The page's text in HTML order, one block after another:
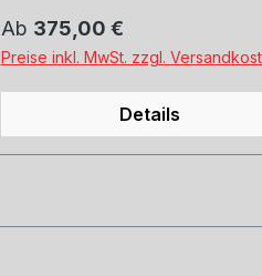
Regulärer Preis:
Ab 375,00 €
Preise inkl. MwSt. zzgl.
Details